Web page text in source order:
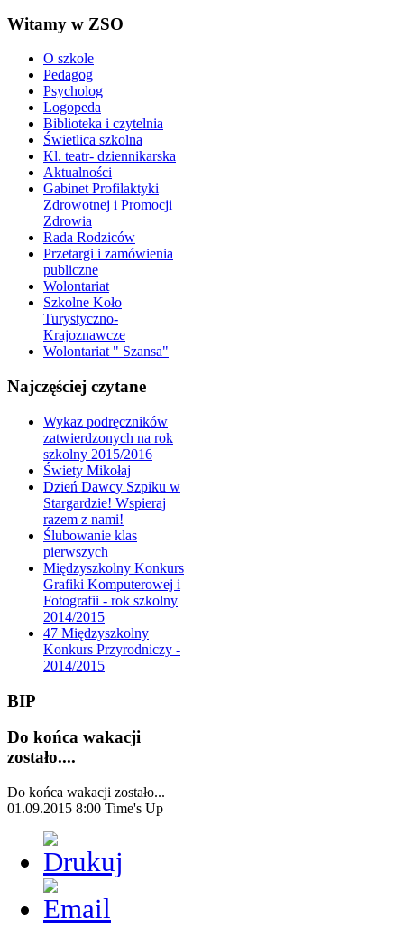
Witamy w ZSO
O szkole
Pedagog
Psycholog
Logopeda
Biblioteka i czytelnia
Świetlica szkolna
Kl. teatr- dziennikarska
Aktualności
Gabinet Profilaktyki
Zdrowotnej i Promocji
Zdrowia
Rada Rodziców
Przetargi i zamówienia
publiczne
Wolontariat
Szkolne Koło
Turystyczno-
Krajoznawcze
Wolontariat " Szansa"
Najczęściej czytane
Wykaz podręczników
zatwierdzonych na rok
szkolny 2015/2016
Świety Mikołaj
Dzień Dawcy Szpiku w
Stargardzie! Wspieraj
razem z nami!
Ślubowanie klas
pierwszych
Międzyszkolny Konkurs
Grafiki Komputerowej i
Fotografii - rok szkolny
2014/2015
47 Międzyszkolny
Konkurs Przyrodniczy -
2014/2015
BIP
Do końca wakacji
zostało....
Do końca wakacji zostało...
01.09.2015 8:00 Time's Up